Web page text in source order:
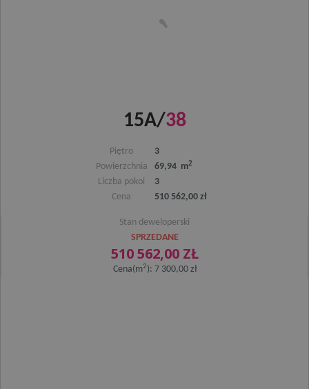
15A/38
Piętro
3
Powierzchnia
69,94 m2
Liczba pokoi
3
Cena
510 562,00 zł
Stan deweloperski
SPRZEDANE
510 562,00 ZŁ
Cena(m2): 7 300,00 zł